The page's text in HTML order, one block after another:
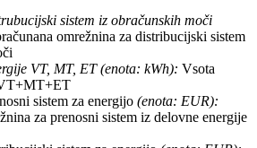
sistem iz obračunskih moči
omrežnina za distribucijski sistem
VT, MT, ET (enota: kWh): Vsota
sistem za energijo (enota: EUR):
za prenosni sistem iz delovne energije